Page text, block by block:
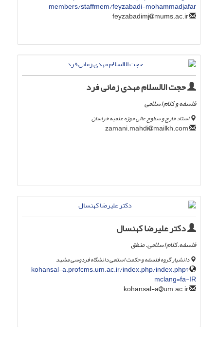
members/staffmem/feyzabadi-mohammadjafar
mums.ac.ir
حجت الالسلام مهدی زمانی فرد
فلسفه و کلام اسلامی
استاد خارج و سطوح عالی حوزه علمیه خراسان
mailkh.com
دکتر علیرضا کهنسال
فلسفه.کلام اسلامی. منطق
دانشیار گروه فلسفه و حکمت اسلامی دانشگاه فردوسی مشهد
kohansal-a.profcms.um.ac.ir/index.php/index.php?
mclang=fa-IR
um.ac.ir